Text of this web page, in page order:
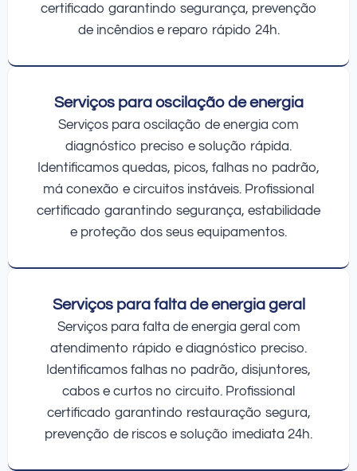
certificado garantindo segurança, prevenção
de incêndios e reparo rápido 24h.
Serviços para oscilação de energia
Serviços para oscilação de energia com
diagnóstico preciso e solução rápida.
Identificamos quedas, picos, falhas no padrão,
má conexão e circuitos instáveis. Profissional
certificado garantindo segurança, estabilidade
e proteção dos seus equipamentos.
Serviços para falta de energia geral
Serviços para falta de energia geral com
atendimento rápido e diagnóstico preciso.
Identificamos falhas no padrão, disjuntores,
cabos e curtos no circuito. Profissional
certificado garantindo restauração segura,
prevenção de riscos e solução imediata 24h.